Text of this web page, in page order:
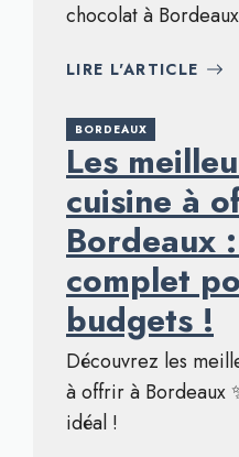
chocolat à
LIRE L'ARTICLE
BORDEAUX
Les
cuisine à
Bordeaux
complet
budgets !
Découvrez les
à offrir à Bordeaux
idéal !